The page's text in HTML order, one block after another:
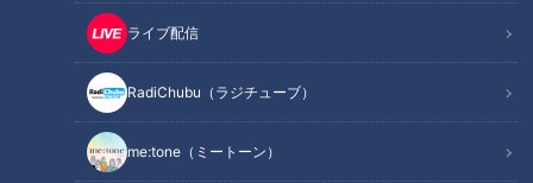
ライブ配信
RadiChubu（ラジチューブ）
me:tone（ミートーン）
街が夕暮れに包まれるころ、もう一つの「朝」を、迎える場所
があります。名古屋駅のほど近く、笹島小中学校の敷地内にあ
る名古屋市立なごやか中学校。